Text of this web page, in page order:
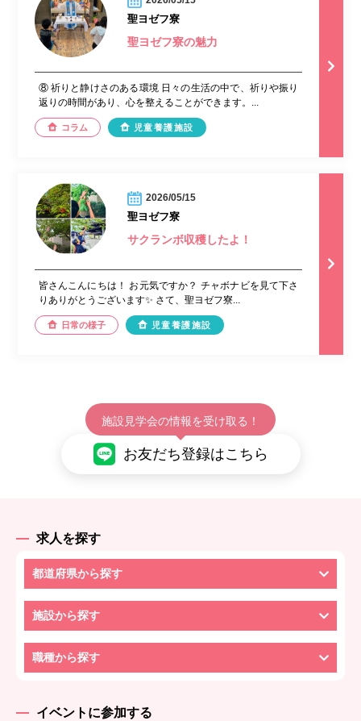
聖ヨゼフ寮
聖ヨゼフ寮の魅力
⑧ 祈りと静けさのある環境 日々の生活の中で、祈りや振り
返りの時間があり、心を整えることができます。...
コラム 児童養護施設
2026/05/15
聖ヨゼフ寮
サクランボ収穫したよ！
皆さんこんにちは！ お元気ですか？ チャボナビを見て下さ
りありがとうございます✨ さて、聖ヨゼフ寮...
日常の様子 児童養護施設
施設見学会の情報を受け取る！
お友だち登録はこちら
求人を探す
都道府県から探す
施設から探す
職種から探す
イベントに参加する